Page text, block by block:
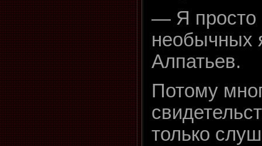
— Я просто
необычных
Алпатьев.
Потому
только